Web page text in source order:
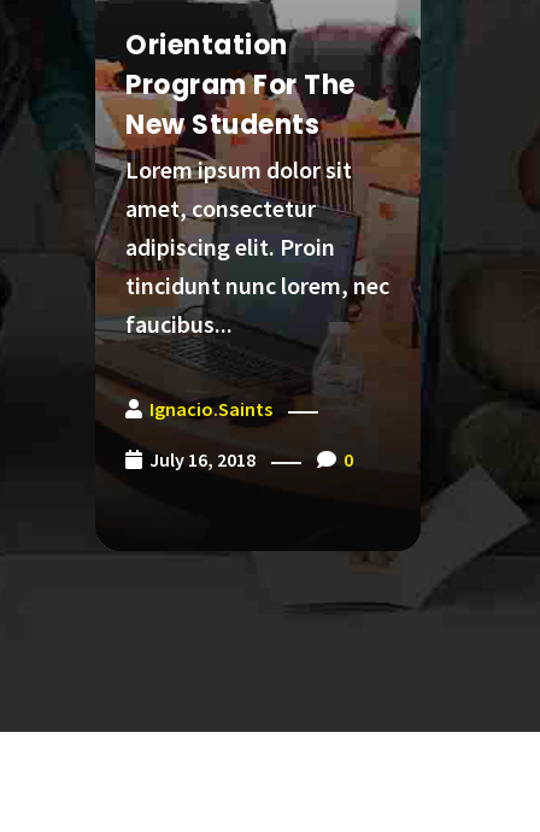
Orientation
Program For The
New Students
Lorem ipsum dolor sit
amet, consectetur
adipiscing elit. Proin
tincidunt nunc lorem, nec
faucibus...
Ignacio.saints
July 16, 2018 0